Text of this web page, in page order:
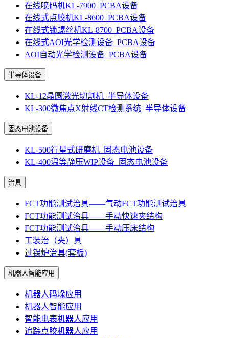
在线喷码机KL-7900_PCBA设备
在线式点胶机KL-8600_PCBA设备
在线式锁螺丝机KL-8700_PCBA设备
在线式AOI光学检测设备_PCBA设备
AOI自动光学检测设备_PCBA设备
半导体设备
KL-12晶圆激光切割机_半导体设备
KL-300微焦点X射线CT检测系统_半导体设备
固态电池设备
KL-500行星式研磨机_固态电池设备
KL-400温等静压WIP设备_固态电池设备
治具
FCT功能测试治具——气动FCT功能测试治具
FCT功能测试治具——手动快速夹结构
FCT功能测试治具——手动压床结构
工装治（夹）具
过锡炉治具(套板)
机器人智能应用
机器人码垛应用
机器人智能应用
智能电表机器人应用
追踪点胶机器人应用